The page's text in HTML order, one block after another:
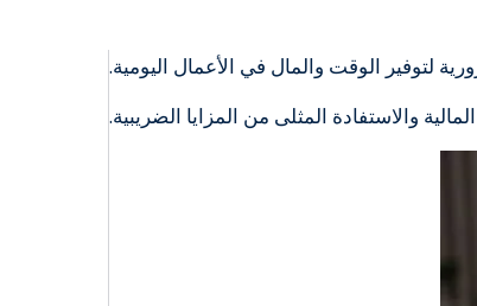
لتوفير الوقت والمال في الأعمال اليومية.
والاستفادة المثلى من المزايا الضريبية.